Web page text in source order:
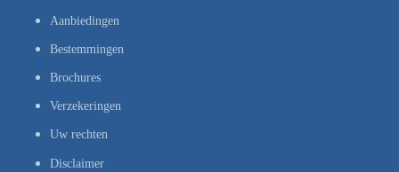
Aanbiedingen
Bestemmingen
Brochures
Verzekeringen
Uw rechten
Disclaimer